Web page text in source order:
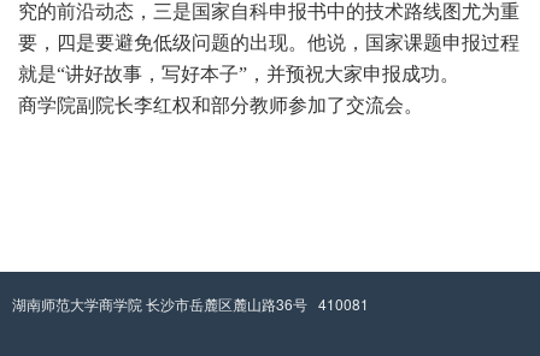
究的前沿动态 ，三是国家自科申报书中的技术路线图尤为重
要 ，四是要避免低级问题的出现。他说， 国家课题申报过程
就是“讲好故事，写好本子”， 并预祝大家申报成功。
商学院副院长李红权和部分教师参加了交流会。
湖南师范大学商学院 长沙市岳麓区麓山路36号 410081